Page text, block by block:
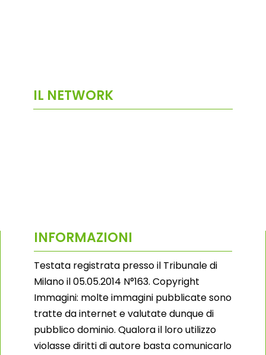
IL NETWORK
INFORMAZIONI
Testata registrata presso il Tribunale di
Milano il 05.05.2014 N°163. Copyright
Immagini: molte immagini pubblicate sono
tratte da internet e valutate dunque di
pubblico dominio. Qualora il loro utilizzo
violasse diritti di autore basta comunicarlo